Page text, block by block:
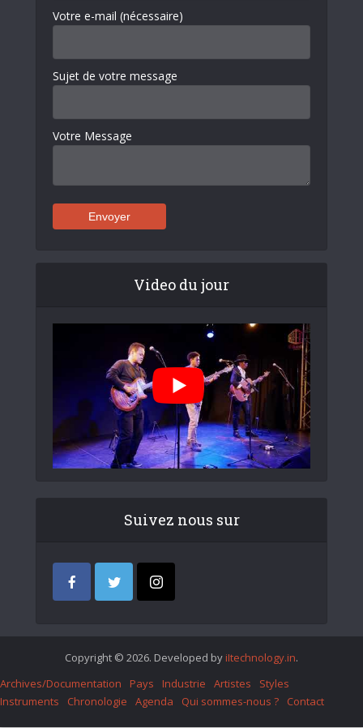
Votre e-mail (nécessaire)
Sujet de votre message
Votre Message
Video du jour
Suivez nous sur
Copyright © 2026. Developed by iItechnology.in.
Archives/Documentation
Pays Industrie Artistes
Styles
Instruments
Chronologie Agenda Qui sommes-nous ? Contact